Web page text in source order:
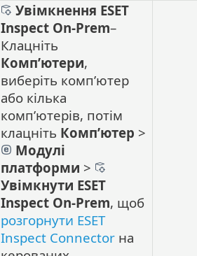
Увімкнення ESET
Inspect On-Prem–
Клацніть
Комп’ютери,
виберіть комп’ютер
або кілька
комп’ютерів, потім
клацніть Комп’ютер >
Модулі
платформи >
Увімкнути ESET
Inspect On-Prem, щоб
розгорнути ESET
Inspect Connector на